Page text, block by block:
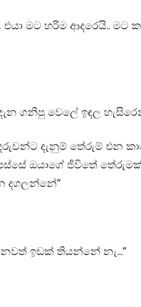
මට හරිම ආදරෙයි.. මට
ගනිපු වෙලේ ඉඳල
දැනුම් තේරුම් එන
ඔයාගේ ජිවිතේ
දගලන්නේ”
ඉඩක් තියන්නේ නැ…”